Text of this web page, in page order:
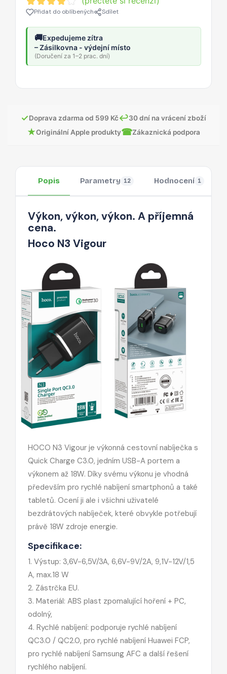
Přidat do oblíbených Sdílet
🚚Expedujeme zítra
– Zásilkovna - výdejní místo
(Doručení za 1–2 prac. dní)
✓Doprava zdarma od 599 Kč↩30 dní na vrácení zboží
★Originální Apple produkty☎Zákaznická podpora
Popis Parametry 12 Hodnocení 1
Výkon, výkon, výkon. A příjemná
cena.
Hoco N3 Vigour
HOCO N3 Vigour je výkonná cestovní nabíječka s
Quick Charge C3.0, jedním USB-A portem a
výkonem až 18W. Díky svému výkonu je vhodná
především pro rychlé nabíjení smartphonů a také
tabletů. Ocení ji ale i všichni uživatelé
bezdrátových nabíječek, které obvykle potřebují
právě 18W zdroje energie.
Specifikace:
1. Výstup: 3,6V-6,5V/3A, 6,6V-9V/2A, 9,1V-12V/1,5
A, max.18 W
2. Zástrčka EU.
3. Materiál: ABS plast zpomalující hoření + PC,
odolný,
4. Rychlé nabíjení: podporuje rychlé nabíjení
QC3.0 / QC2.0, pro rychlé nabíjení Huawei FCP,
pro rychlé nabíjení Samsung AFC a další řešení
rychlého nabíjení.